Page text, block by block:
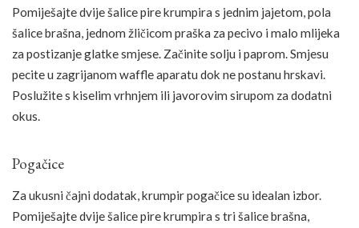
Pomiješajte dvije šalice pire krumpira s jednim jajetom, pola
šalice brašna, jednom žličicom praška za pecivo i malo mlijeka
za postizanje glatke smjese. Začinite solju i paprom. Smjesu
pecite u zagrijanom waffle aparatu dok ne postanu hrskavi.
Poslužite s kiselim vrhnjem ili javorovim sirupom za dodatni
okus.
Pogačice
Za ukusni čajni dodatak, krumpir pogačice su idealan izbor.
Pomiješajte dvije šalice pire krumpira s tri šalice brašna,